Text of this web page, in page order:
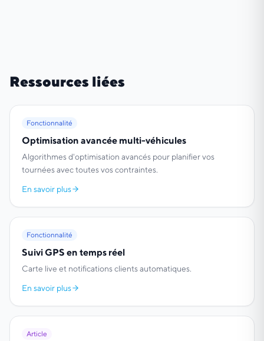
Ressources liées
Fonctionnalité
Optimisation avancée multi-véhicules
Algorithmes d'optimisation avancés pour planifier vos
tournées avec toutes vos contraintes.
En savoir plus
Fonctionnalité
Suivi GPS en temps réel
Carte live et notifications clients automatiques.
En savoir plus
Article